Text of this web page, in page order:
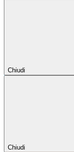
Chiudi
Chiudi